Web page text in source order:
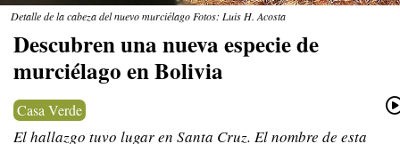
Detalle de la cabeza del nuevo murciélago Fotos: Luis H. Acosta
Descubren una nueva especie de
murciélago en Bolivia
Casa Verde
El hallazgo tuvo lugar en Santa Cruz. El nombre de esta